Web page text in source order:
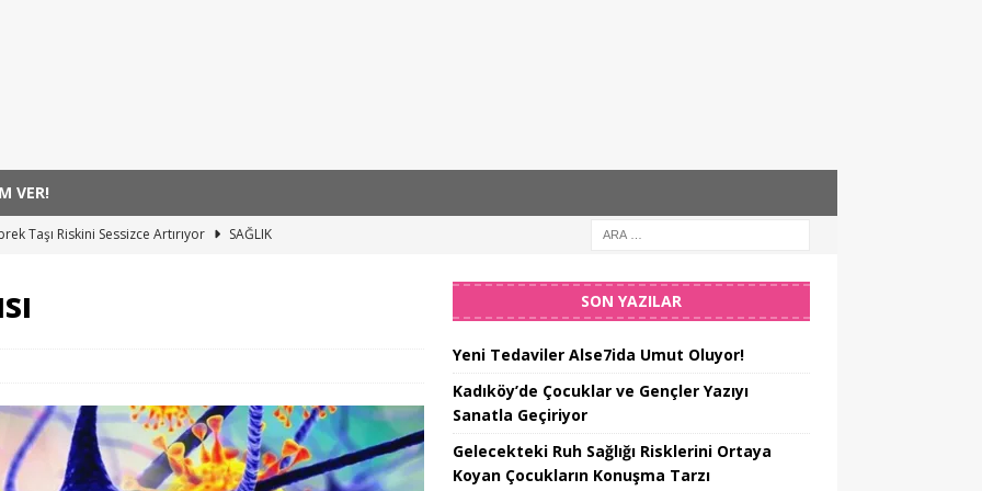
VER!
Taşı Riskini Sessizce Artırıyor
SAĞLIK
Alse7ida Umut Oluyor! SON YAZILAR
Yeni Tedaviler Alse7ida Umut Oluyor!
Kadıköy’de Çocuklar ve Gençler Yazıyı
Sanatla Geçiriyor
Gelecekteki Ruh Sağlığı Risklerini Ortaya
Koyan Çocukların Konuşma Tarzı